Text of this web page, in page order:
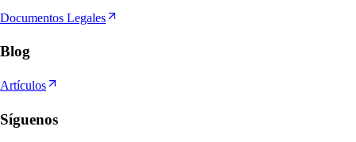
Documentos Legales
Blog
Artículos
Síguenos